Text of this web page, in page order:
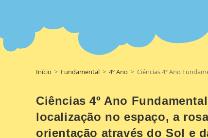
Início > Fundamental > 4º Ano > Ciências 4º Ano
Ciências 4º Ano
localização no espaço, a
orientação através do Sol e